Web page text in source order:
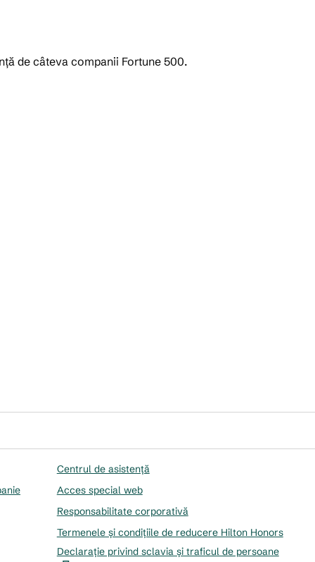
de câteva companii Fortune 500.
Centrul de asistență
Acces special web
Responsabilitate corporativă
Termenele și condițiile de reducere Hilton Honors
Declarație privind sclavia și traficul de persoane